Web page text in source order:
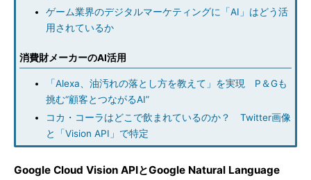
ゲーム業界のデジタルマーケティングに「AI」はどう活
用されているか
消費財メーカーのAI活用
「Alexa、油汚れの落とし方を教えて」を実現 P＆Gも
挑む“顧客とつながるAI”
コカ・コーラはどこで飲まれているのか？ Twitter画像
と「Vision API」で特定
Google Cloud Vision APIとGoogle Natural Language